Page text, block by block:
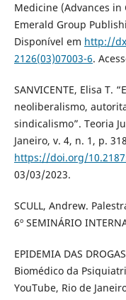
Medicine (Advances in
Emerald Group
Disponível em http://
2126(03)07003-6.
SANVICENTE, Elisa T.
neoliberalismo,
sindicalismo”. Teoria
Janeiro, v. 4, n. 1, p.
https://doi.org/
03/03/2023.
SCULL, Andrew.
6º SEMINÁRIO
EPIDEMIA DAS
Biomédico da
YouTube, Rio de